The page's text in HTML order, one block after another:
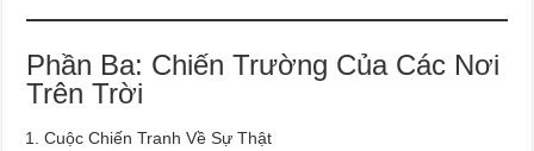
Phần Ba: Chiến Trường Của Các Nơi
Trên Trời
Cuộc Chiến Tranh Về Sự Thật